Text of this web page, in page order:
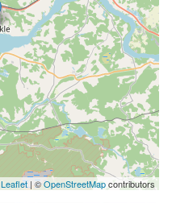
Leaflet| ©OpenStreetMapcontributors